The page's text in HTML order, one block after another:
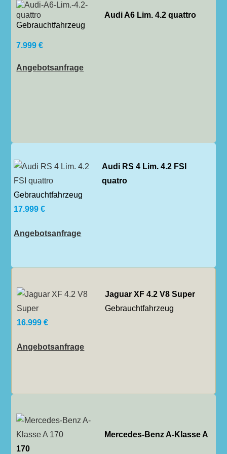
Audi A6 Lim. 4.2 quattro
Gebrauchtfahrzeug
7.999 €
Angebotsanfrage
Audi RS 4 Lim. 4.2 FSI
quatro
Gebrauchtfahrzeug
17.999 €
Angebotsanfrage
Jaguar XF 4.2 V8 Super
Gebrauchtfahrzeug
16.999 €
Angebotsanfrage
Mercedes-Benz A-Klasse A
170